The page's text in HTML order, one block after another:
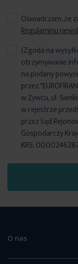
Oświadczam, że
Regulaminu
(Zgoda na
otrzymywanie
na podany
przez
w Żywcu, ul.
w rejestrze
przez Sąd
Gospodarczy
KRS:
O nas